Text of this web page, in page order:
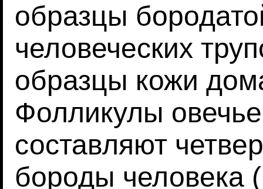
образцы
человеческих
образцы кожи
Фолликулы
составляют
бороды человека